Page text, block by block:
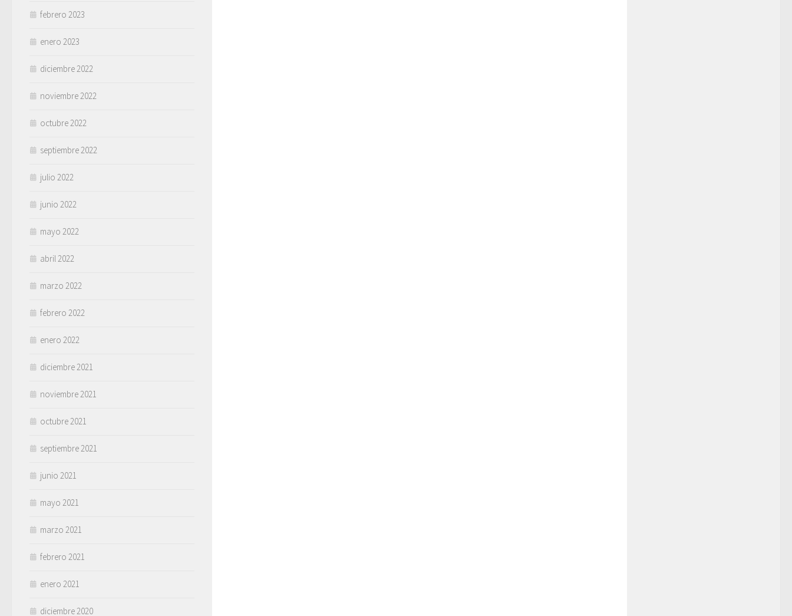
febrero 2023
enero 2023
diciembre 2022
noviembre 2022
octubre 2022
septiembre 2022
julio 2022
junio 2022
mayo 2022
abril 2022
marzo 2022
febrero 2022
enero 2022
diciembre 2021
noviembre 2021
octubre 2021
septiembre 2021
junio 2021
mayo 2021
marzo 2021
febrero 2021
enero 2021
diciembre 2020